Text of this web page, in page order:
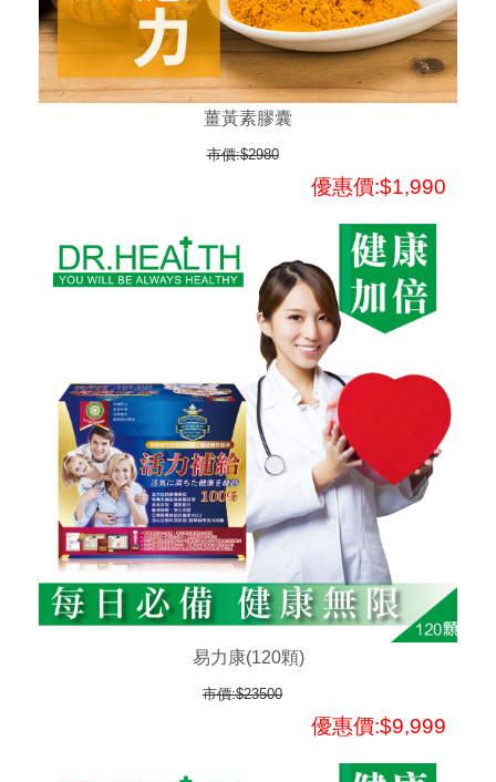
薑黃素膠囊
市價:$2980
優惠價:$1,990
易力康(120顆)
市價:$23500
優惠價:$9,999